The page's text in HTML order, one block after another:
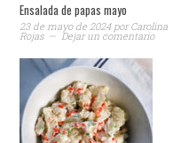
Ensalada de papas mayo
23 de mayo de 2024porCarolina
Rojas Dejar un comentario